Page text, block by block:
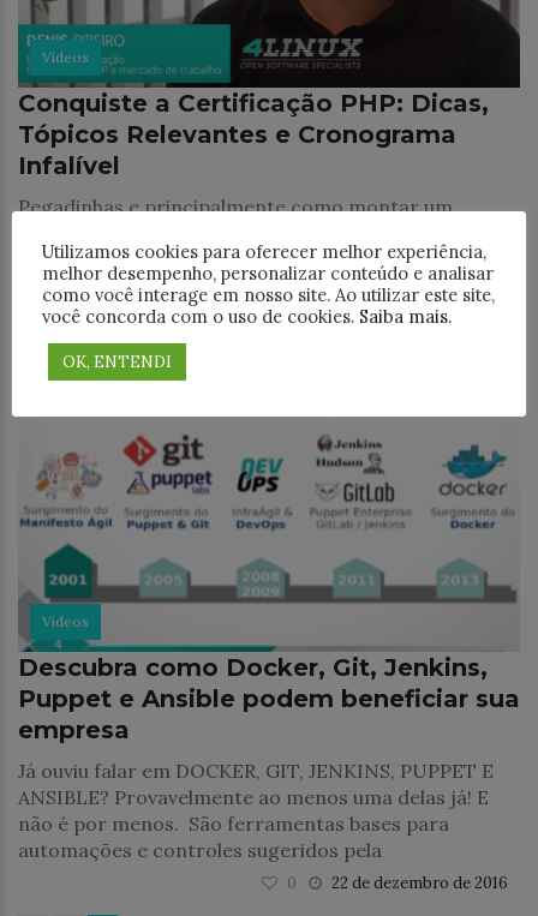
Vídeos
Conquiste a Certificação PHP: Dicas,
Tópicos Relevantes e Cronograma
Infalível
Pegadinhas e principalmente como montar um
passado a palestra mostrou que a certificação não é
só um pedaço de papel, tinha o
22 de maio de 2017
0
Vídeos
Descubra como Docker, Git, Jenkins,
Puppet e Ansible podem beneficiar sua
empresa
Já ouviu falar em DOCKER, GIT, JENKINS, PUPPET E
ANSIBLE? Provavelmente ao menos uma delas já! E
não é por menos. São ferramentas bases para
automações e controles sugeridos pela
22 de dezembro de 2016
0
Utilizamos cookies para oferecer melhor experiência,
melhor desempenho, personalizar conteúdo e analisar
como você interage em nosso site. Ao utilizar este site,
você concorda com o uso de cookies. Saiba mais.
OK, ENTENDI